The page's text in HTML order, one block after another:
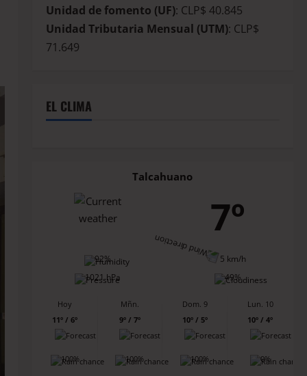
Unidad de fomento (UF): CLP$ 40.845
Unidad Tributaria Mensual (UTM): CLP$
71.649
EL CLIMA
Talcahuano
7º
92%
5 km/h
1021 hPa
49%
Hoy
11º / 6º
100%
Mñn.
9º / 7º
100%
Dom. 9
10º / 5º
100%
Lun. 10
10º / 4º
0%